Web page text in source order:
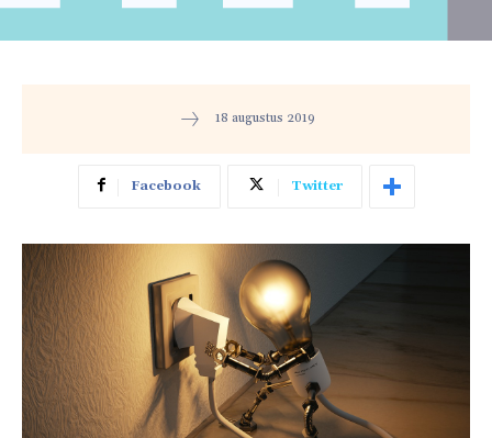
18 augustus 2019
Facebook Twitter